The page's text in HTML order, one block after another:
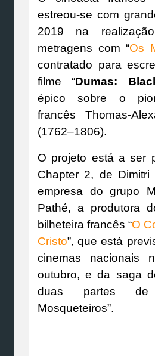
estreou-se com
2019 na
metragens com “Os
contratado para
filme “Dumas:
épico sobre o
francês Thomas-
(1762–1806).
O projeto está a ser
Chapter 2, de Dimitri
empresa do grupo
Pathé, a produtora
bilheteira francês “O
Cristo”, que está
cinemas nacionais
outubro, e da saga
duas partes
Mosqueteiros”.